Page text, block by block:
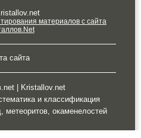
материалов с сайта
сайта
| Kristallov.net
и классификация
метеоритов, окаменелостей